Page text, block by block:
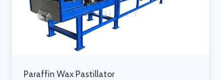
Paraffin Wax Pastillator